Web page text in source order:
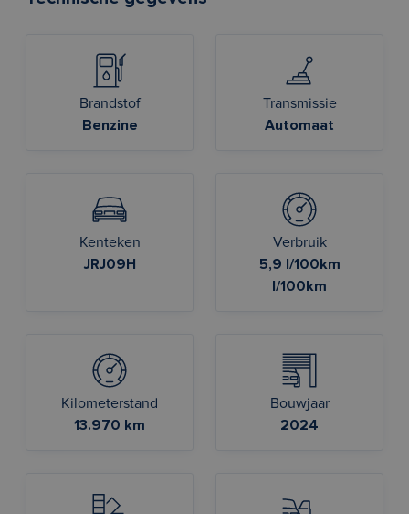
Brandstof
Benzine
Transmissie
Automaat
Kenteken
JRJ09H
Verbruik
5,9 l/100km
l/100km
Kilometerstand
13.970 km
Bouwjaar
2024